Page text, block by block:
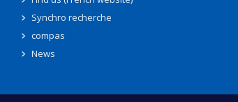
Synchro recherche
compas
News